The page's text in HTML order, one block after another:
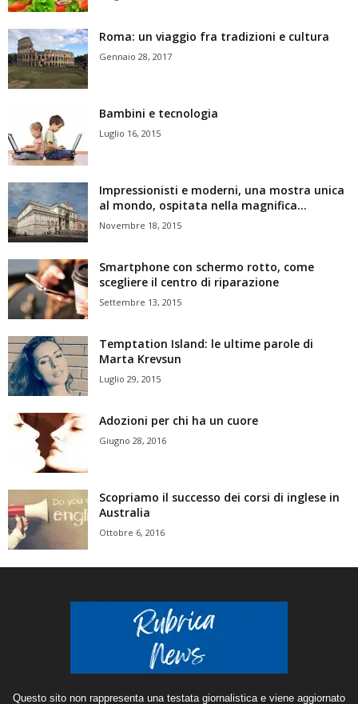
Roma: un viaggio fra tradizioni e cultura
Gennaio 28, 2017
Bambini e tecnologia
Luglio 16, 2015
Impressionisti e moderni, una mostra unica
al mondo, ospitata nella magnifica...
Novembre 18, 2015
Smartphone con schermo rotto, come
scegliere il centro di riparazione
Settembre 13, 2015
Temptation Island: le ultime parole di
Marta Krevsun
Luglio 29, 2015
Adozioni per chi ha un cuore
Giugno 28, 2016
Scopriamo il successo dei corsi di inglese in
Australia
Ottobre 6, 2016
Questo sito non rappresenta una testata giornalistica e viene aggiornato